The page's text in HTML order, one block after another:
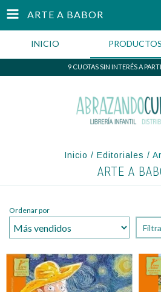
ARTE A BABOR
INICIO PRODUCTOS
9 CUOTAS SIN INTERÉS A
Inicio / Editoriales /
ARTE A
Ordenar por